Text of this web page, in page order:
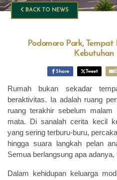
BACK TO NEWS
Podomoro Park,
Kebutuhan
Share Tweet
Rumah bukan sekadar
beraktivitas. Ia adalah ruang
ruang terakhir sebelum malam
mata. Di sanalah cerita kecil
yang sering terburu-buru,
hingga suara langkah pelan
Semua berlangsung apa
Dalam kehidupan keluarga